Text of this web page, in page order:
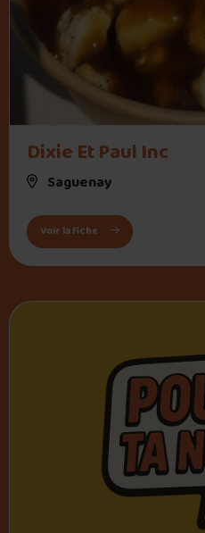
Dixie Et Paul Inc
Saguenay
Voir la fiche : Dixie Et Paul Inc